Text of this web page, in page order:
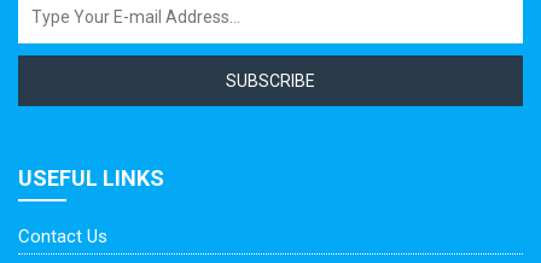
SUBSCRIBE
USEFUL LINKS
Contact Us